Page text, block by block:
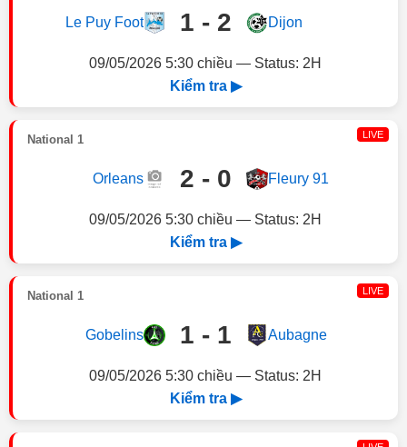
Le Puy Foot 1 - 2 Dijon
09/05/2026 5:30 chiều — Status: 2H
Kiểm tra ▶
National 1 LIVE
Orleans 2 - 0 Fleury 91
09/05/2026 5:30 chiều — Status: 2H
Kiểm tra ▶
National 1 LIVE
Gobelins 1 - 1 Aubagne
09/05/2026 5:30 chiều — Status: 2H
Kiểm tra ▶